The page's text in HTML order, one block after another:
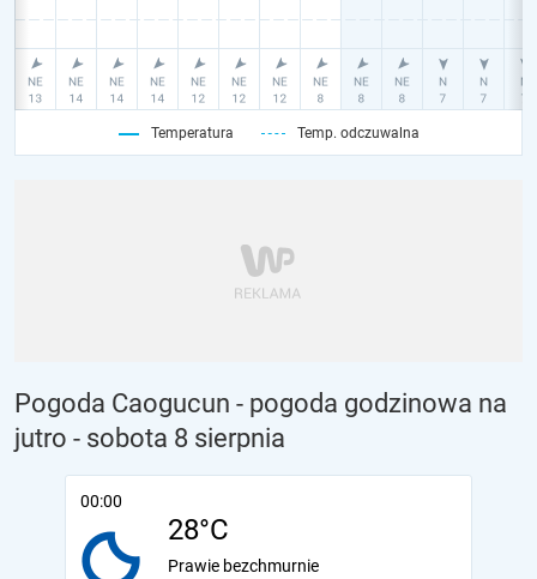
Temperatura Temp. odczuwalna
Pogoda Caogucun - pogoda godzinowa na
jutro - sobota 8 sierpnia
00:00
28°C
Prawie bezchmurnie